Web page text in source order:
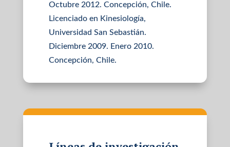
Octubre 2012. Concepción, Chile.
Licenciado en Kinesiología,
Universidad San Sebastián.
Diciembre 2009. Enero 2010.
Concepción, Chile.